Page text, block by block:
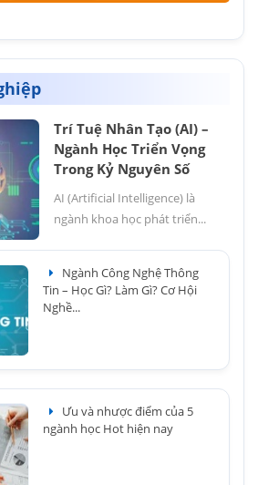
Trí Tuệ Nhân Tạo (AI) –
Ngành Học Triển Vọng
Trong Kỷ Nguyên Số
AI (Artificial Intelligence) là
ngành khoa học phát triển...
Ngành Công Nghệ Thông
Tin – Học Gì? Làm Gì? Cơ Hội
Nghề...
Ưu và nhược điểm của 5
ngành học Hot hiện nay